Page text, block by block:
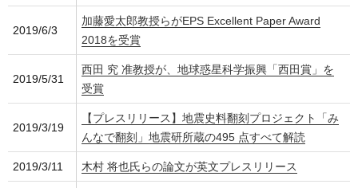
2019/6/3
加藤愛太郎教授らがEPS Excellent Paper Award
2018を受賞
2019/5/31
西田 究 准教授が、地球惑星科学振興「西田賞」を
受賞
2019/3/19
【プレスリリース】地震史料翻刻プロジェクト「み
んなで翻刻」地震研所蔵の495 点すべて解読
2019/3/11 木村 将也氏らの論文が英文プレスリリース